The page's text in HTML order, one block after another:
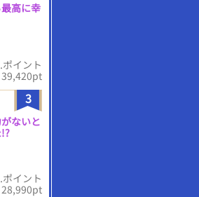
高に幸
イント
39,420pt
3
ないと
イント
28,990pt